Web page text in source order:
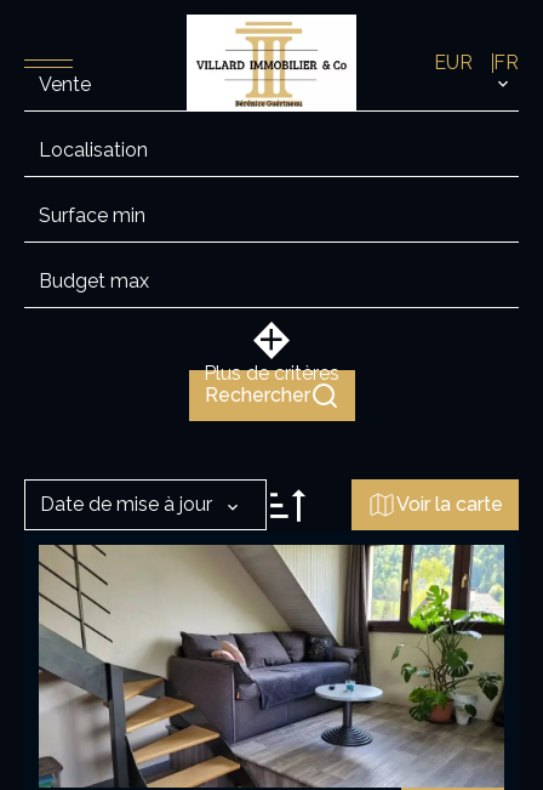
EUR
FR
Vente
Localisation
Plus de critères
Rechercher
Date de mise à jour Voir la carte
2
+
−